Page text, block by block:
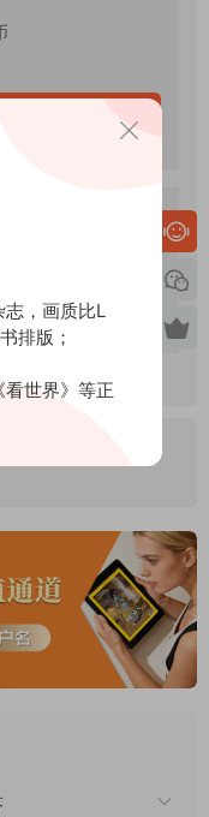
，画质比L
排版；
世界》等正